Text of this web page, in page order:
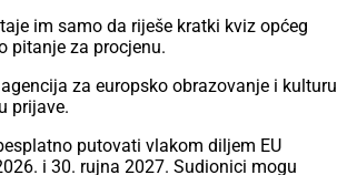
im samo da riješe kratki kviz općeg
pitanje za procjenu.
za europsko obrazovanje i kulturu
prijave.
putovati vlakom diljem EU
i 30. rujna 2027. Sudionici mogu